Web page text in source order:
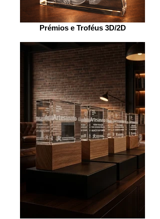
Prémios e Troféus 3D/2D